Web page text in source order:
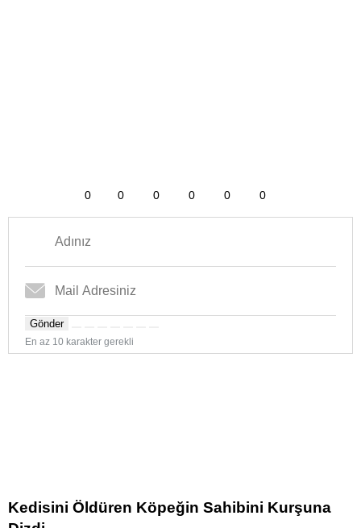
0 0 0 0 0 0
Gönder
En az 10 karakter gerekli
Kedisini Öldüren Köpeğin Sahibini Kurşuna